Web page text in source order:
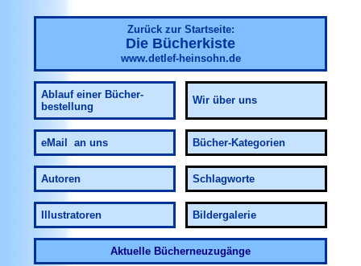
Zurück zur Startseite:
Die Bücherkiste
www.detlef-heinsohn.de
Ablauf einer Bücher-
bestellung
Wir über uns
eMail an uns Bücher-Kategorien
Autoren Schlagworte
Illustratoren Bildergalerie
Aktuelle Bücherneuzugänge